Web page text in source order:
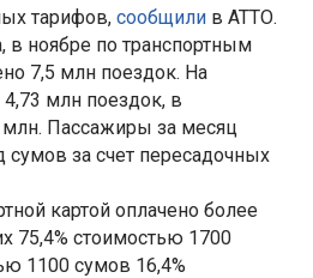
тарифов,сообщили в АТТО.
в ноябре по транспортным
7,5 млн поездок. На
млн поездок, в
млн. Пассажиры за месяц
за счет пересадочных
картой оплачено более
75,4% стоимостью 1700
1100 сумов 16,4%